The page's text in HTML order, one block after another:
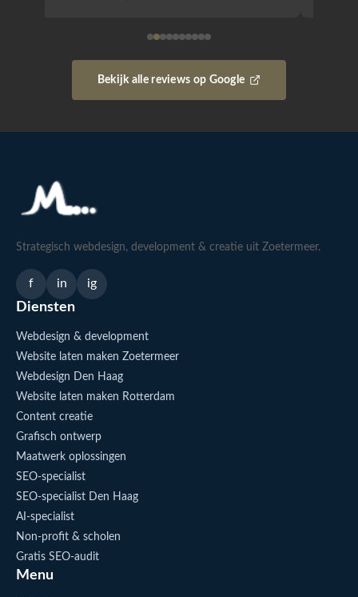
Bekijk alle reviews op Google
Strategisch webdesign, development & creatie uit Zoetermeer.
f in ig
Diensten
Webdesign & development
Website laten maken Zoetermeer
Webdesign Den Haag
Website laten maken Rotterdam
Content creatie
Grafisch ontwerp
Maatwerk oplossingen
SEO-specialist
SEO-specialist Den Haag
AI-specialist
Non-profit & scholen
Gratis SEO-audit
Menu